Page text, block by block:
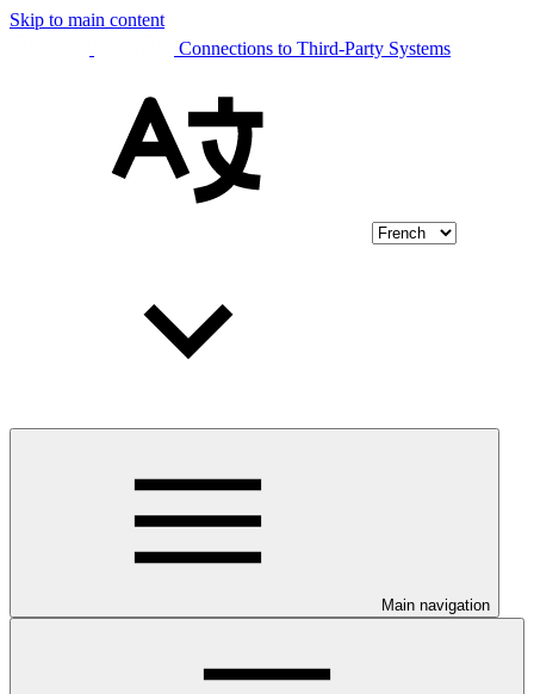
Skip to main content
Connections to Third-Party Systems
Main navigation